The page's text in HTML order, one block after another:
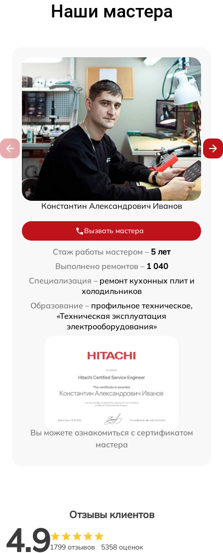
Наши мастера
Константин Александрович Иванов
Вызвать мастера
Стаж работы мастером – 5 лет
Выполнено ремонтов – 1 040
Специализация – ремонт кухонных плит и
холодильников
Образование – профильное техническое,
«Техническая эксплуатация
электрооборудования»
Вы можете ознакомиться с сертификатом
мастера
Отзывы клиентов
4.91799 отзывов 5358 оценок